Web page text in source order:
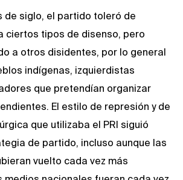
de siglo, el partido toleró de
ciertos tipos de disenso, pero
a otros disidentes, por lo general
indígenas, izquierdistas
que pretendían organizar
El estilo de represión y de
que utilizaba el PRI siguió
de partido, incluso aunque las
vuelto cada vez más